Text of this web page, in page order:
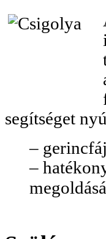
segítséget
–
–